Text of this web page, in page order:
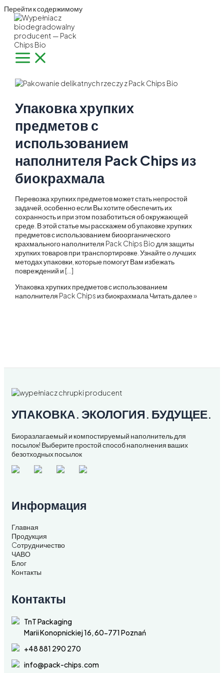
Перейти к содержимому
Упаковка хрупких
предметов с
использованием
наполнителя Pack Chips из
биокрахмала
Перевозка хрупких предметов может стать непростой
задачей, особенно если Вы хотите обеспечить их
сохранность и при этом позаботиться об окружающей
среде. В этой статье мы расскажем об упаковке хрупких
предметов с использованием биоорганического
крахмального наполнителя Pack Chips Bio для защиты
хрупких товаров при транспортировке. Узнайте о лучших
методах упаковки, которые помогут Вам избежать
повреждений и […]
Упаковка хрупких предметов с использованием
наполнителя Pack Chips из биокрахмала Читать далее »
УПАКОВКА. ЭКОЛОГИЯ. БУДУЩЕЕ.
Биоразлагаемый и компостируемый наполнитель для
посылок! Выберите простой способ наполнения ваших
безотходных посылок
Информация
Главная
Продукция
Cотрудничество
ЧАВО
Блог
Контакты
Контакты
TnT Packaging
Marii Konopnickiej 16, 60-771 Poznań
+48 881 290 270
info@pack-chips.com